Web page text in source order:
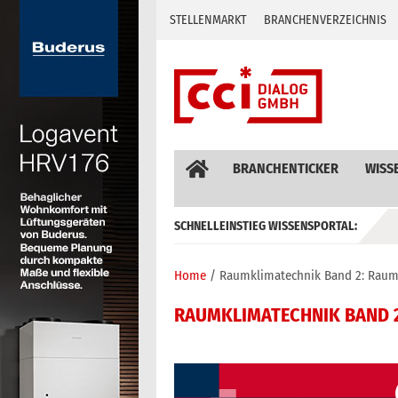
to
STELLENMARKT BRANCHENVERZEICHNIS
BRANCHENTICKER
SCHNELLEINSTIEG WISSENSPORTAL:
Home Raumklimatechnik Band 2:
RAUMKLIMATECHNIK BAND